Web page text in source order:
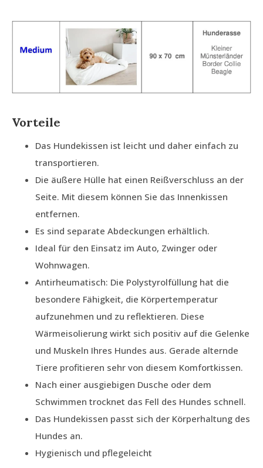
Vorteile
Das Hundekissen ist leicht und daher einfach zu
transportieren.
Die äußere Hülle hat einen Reißverschluss an der
Seite. Mit diesem können Sie das Innenkissen
entfernen.
Es sind separate Abdeckungen erhältlich.
Ideal für den Einsatz im Auto, Zwinger oder
Wohnwagen.
Antirheumatisch: Die Polystyrolfüllung hat die
besondere Fähigkeit, die Körpertemperatur
aufzunehmen und zu reflektieren. Diese
Wärmeisolierung wirkt sich positiv auf die Gelenke
und Muskeln Ihres Hundes aus. Gerade alternde
Tiere profitieren sehr von diesem Komfortkissen.
Nach einer ausgiebigen Dusche oder dem
Schwimmen trocknet das Fell des Hundes schnell.
Das Hundekissen passt sich der Körperhaltung des
Hundes an.
Hygienisch und pflegeleicht